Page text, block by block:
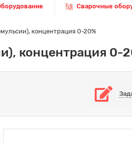
Сварочные
концентрация 0-20%
концентрация 0-